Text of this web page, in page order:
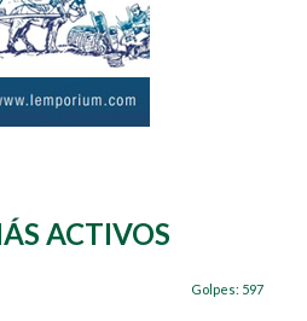
ACTIVOS
Golpes: 597